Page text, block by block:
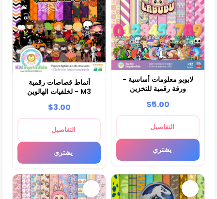
أنماط قصاصات رقمية
لخلفيات الهالوين - M3
$3.00
التفاصيل
يشتري
لابوبو معلومات أساسية -
ورقة رقمية للتخزين
$5.00
التفاصيل
يشتري